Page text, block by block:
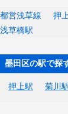
都営浅草線 押
浅草橋駅
墨田区の駅で探
押上駅 菊川